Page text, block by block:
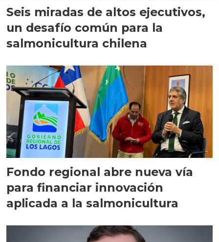
Seis miradas de altos ejecutivos,
un desafío común para la
salmonicultura chilena
Fondo regional abre nueva vía
para financiar innovación
aplicada a la salmonicultura